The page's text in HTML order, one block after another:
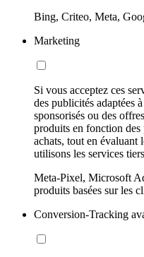
Bing, Criteo, Meta,
Marketing
Si vous acceptez ces
des publicités adaptées
sponsorisés ou des
produits en fonction des
achats, tout en évaluant
utilisons les services
Meta-Pixel, Microsoft
produits basées sur les
Conversion-Tracking